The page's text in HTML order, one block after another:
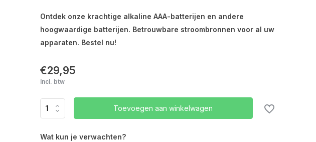
Ontdek onze krachtige alkaline AAA-batterijen en andere
hoogwaardige batterijen. Betrouwbare stroombronnen voor al uw
apparaten. Bestel nu!
€29,95
Incl. btw
Toevoegen aan winkelwagen
Wat kun je verwachten?